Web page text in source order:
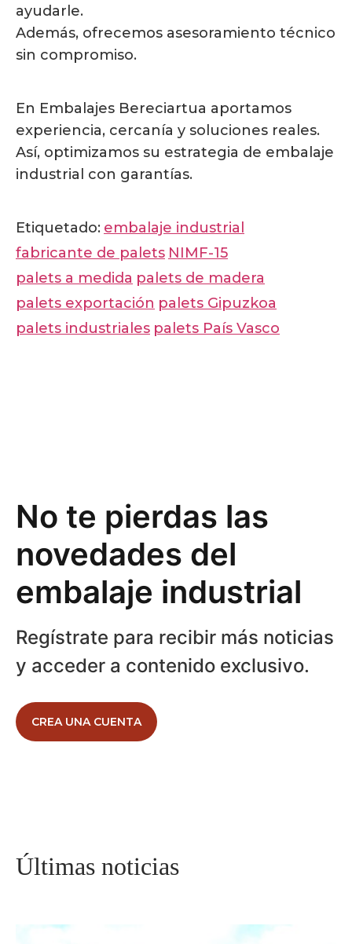
ayudarle.
Además, ofrecemos asesoramiento técnico
sin compromiso.
En Embalajes Bereciartua aportamos
experiencia, cercanía y soluciones reales.
Así, optimizamos su estrategia de embalaje
industrial con garantías.
Etiquetado: embalaje industrial
fabricante de palets NIMF-15
palets a medida palets de madera
palets exportación palets Gipuzkoa
palets industriales palets País Vasco
No te pierdas las
novedades del
embalaje industrial
Regístrate para recibir más noticias
y acceder a contenido exclusivo.
CREA UNA CUENTA
Últimas noticias